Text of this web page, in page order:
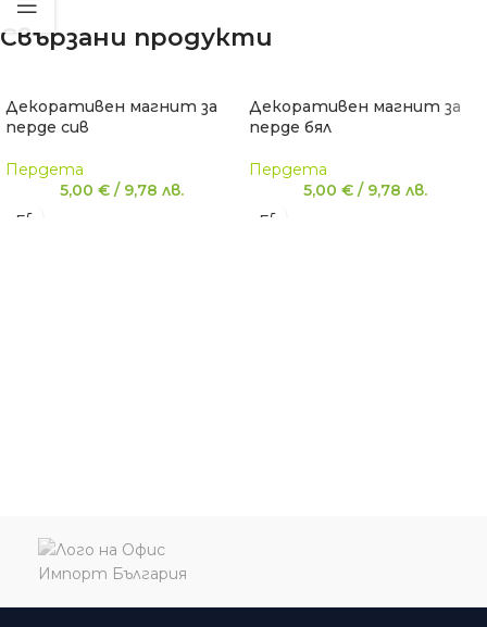
Свързани продукти
Декоративен магнит за
перде сив
Пердета
5,00 € / 9,78 лв.
Декоративен магнит за
перде бял
Пердета
5,00 € / 9,78 лв.